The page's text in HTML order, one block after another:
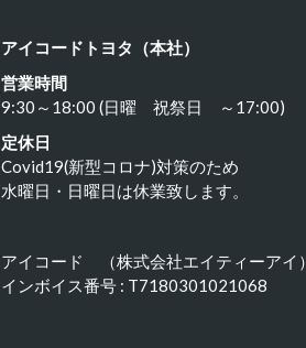
アイコードトヨタ（本社）
営業時間
9:30～18:00 (日曜 祝祭日 ～17:00)
定休日
Covid19(新型コロナ)対策のため
水曜日・日曜日は休業致します。
アイコード （株式会社エイティーアイ）
インボイス番号 : T7180301021068